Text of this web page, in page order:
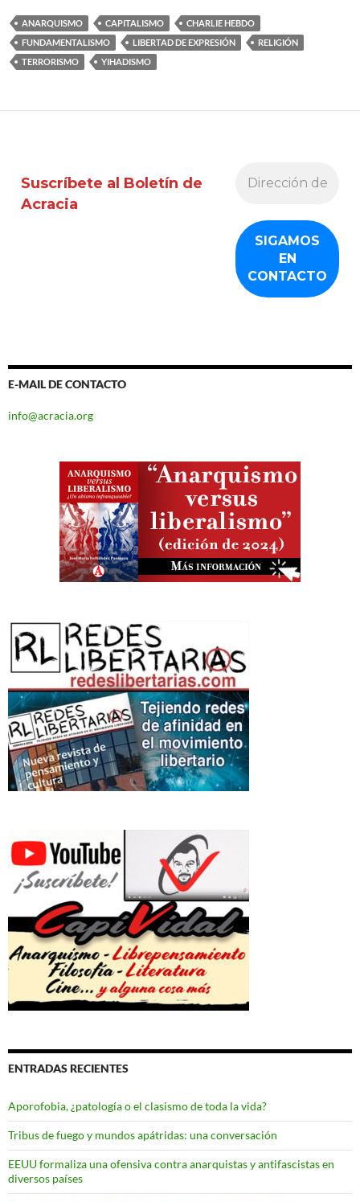
ANARQUISMO CAPITALISMO
CHARLIE HEBDO
FUNDAMENTALISMO
LIBERTAD DE EXPRESIÓN
RELIGIÓN
TERRORISMO
YIHADISMO
Suscríbete al Boletín de
Acracia
E-MAIL DE CONTACTO
info@acracia.org
ENTRADAS RECIENTES
Aporofobia, ¿patología o el clasismo de toda la vida?
Tribus de fuego y mundos apátridas: una conversación
EEUU formaliza una ofensiva contra anarquistas y antifascistas en
diversos países